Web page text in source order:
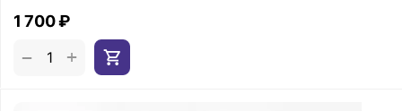
1 700₽
+
−